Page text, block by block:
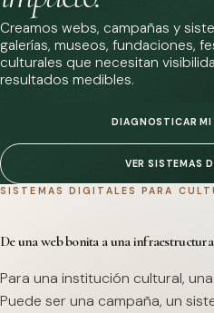
Creamos webs, campañas y
galerías, museos, fundaciones,
culturales que necesitan
resultados medibles.
DIAGNOSTICAR MI
VER SISTEMAS
SISTEMAS DIGITALES PARA
De una web bonita a una
Para una institución cultural,
Puede ser una campaña, un